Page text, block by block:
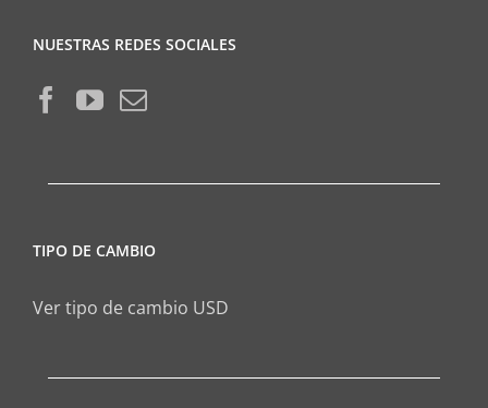
NUESTRAS REDES SOCIALES
TIPO DE CAMBIO
Ver tipo de cambio USD